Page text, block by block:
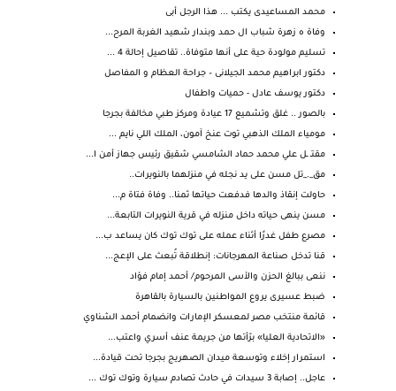
محمد المساعيدى يكتب ... هذا الرجل أبى
وفاة ه زهرة شباب ال حمد وبندار شهيد الغربة المرح...
تسليم مولودة حية على أنها متوفاة.. تقاصيل إحالة 4 ...
دكتور ابراهيم محمد الجيلانى – جراحة العظام و المفاصل
دكتور يوسف عادل - حميات واطفال
بالصور .. غلق وتشميع 17 عيادة ومركز طبي مخالفة بجرجا
مومياء الملك الذهبي توت عنخ آمون، الملك اللي نايم ...
مقتـ ـل علي محمد حماد الشامسي شقيق رئيس جهاز أمن ا...
مق_._تل مسن على يد نجله في منزلهما بالنويرات..
حاولت إنقاذ والدها فدفعت حياتها ثمنا.. وفاة فتاة م...
مسن ينهى حياته داخل منزله في قرية النويرات التابعة...
مصرع طفل غدرًا أثناء عمله على توك توك كان يساعد ب...
قنا تدخل صناعة المهرجانات: إنطلاقة تُبعث على الإعج...
ننعى ببالغ الحزن والأسى المرحوم/ أحمد إمام فؤاد
ضبط عسيرى يروع المواطنين بالسيارة بالقاهرة
قائمة منتخب مصر لمعسكر الإمارات وانضمام أحمد الشناوي
«الاتحادية العليا» برّأتها من جريمة عنف أسري واعتب...
استمرار إخلاء وتوسعة ميدان الصهريج بجرجا تحت قيادة...
عاجل.. إصابة 3 سيدات في حادث تصادم سيارة وتوك توك ...